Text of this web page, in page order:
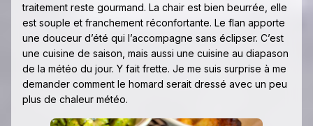
traitement reste gourmand. La chair est bien beurrée, elle
est souple et franchement réconfortante. Le flan apporte
une douceur d’été qui l’accompagne sans éclipser. C’est
une cuisine de saison, mais aussi une cuisine au diapason
de la météo du jour. Y fait frette. Je me suis surprise à me
demander comment le homard serait dressé avec un peu
plus de chaleur météo.